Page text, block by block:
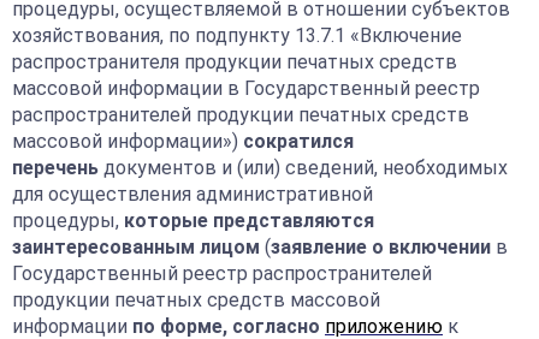
процедуры, осуществляемой в отношении субъектов
хозяйствования, по подпункту 13.7.1 «Включение
распространителя продукции печатных средств
массовой информации в Государственный реестр
распространителей продукции печатных средств
массовой информации») сократился
перечень документов и (или) сведений, необходимых
для осуществления административной
процедуры, которые представляются
заинтересованным лицом (заявление о включении в
Государственный реестр распространителей
продукции печатных средств массовой
информации по форме, согласно приложению к